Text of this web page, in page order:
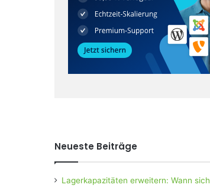
Neueste Beiträge
Lagerkapazitäten erweitern: Wann